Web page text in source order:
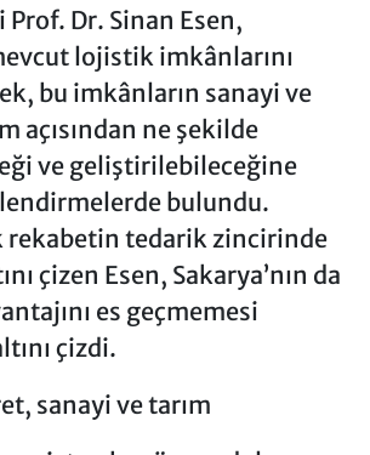
Dr. Sinan Esen,
lojistik imkânlarını
bu imkânların sanayi ve
açısından ne şekilde
ve geliştirilebileceğine
bulundu.
rekabetin tedarik zincirinde
çizen Esen, Sakarya’nın da
es geçmemesi
çizdi.
sanayi ve tarım